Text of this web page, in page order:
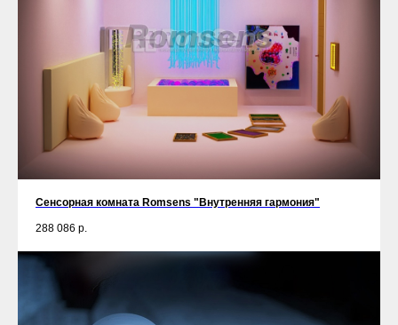
Сенсорная комната Romsens "Внутренняя гармония"
288 086 р.